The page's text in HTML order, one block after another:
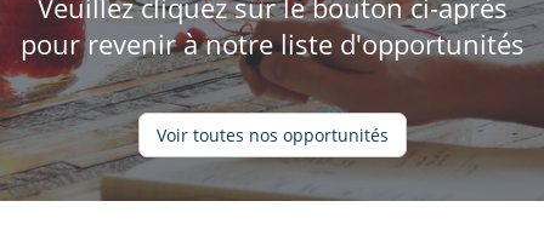
Veuillez cliquez sur le bouton ci-après
pour revenir à notre liste d'opportunités
Voir toutes nos opportunités